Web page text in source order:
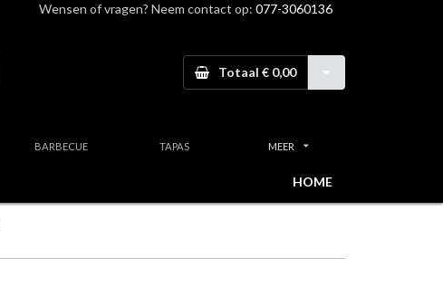
Wensen of vragen? Neem contact op: 077-3060136
Totaal € 0,00
BARBECUE TAPAS MEER
HOME